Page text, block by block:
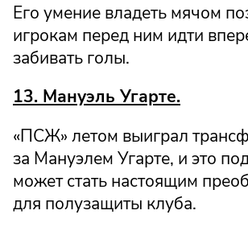
Его умение владеть мячом
игрокам перед ним идти
забивать голы.
13. Мануэль Угарте.
«ПСЖ» летом выиграл
за Мануэлем Угарте, и это
может стать настоящим
для полузащиты клуба.